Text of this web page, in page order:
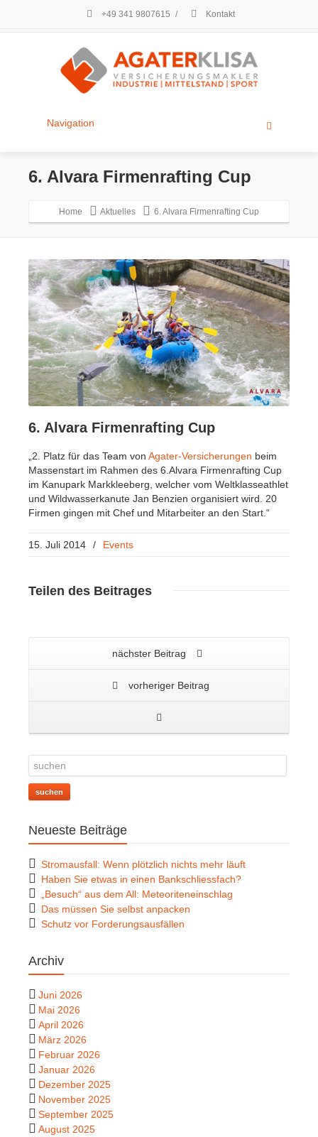
+49 341 9807615 / Kontakt
Navigation
6. Alvara Firmenrafting Cup
Home Aktuelles 6. Alvara Firmenrafting Cup
6. Alvara Firmenrafting Cup
„2. Platz für das Team von Agater-Versicherungen beim
Massenstart im Rahmen des 6.Alvara Firmenrafting Cup
im Kanupark Markkleeberg, welcher vom Weltklasseathlet
und Wildwasserkanute Jan Benzien organisiert wird. 20
Firmen gingen mit Chef und Mitarbeiter an den Start.“
15. Juli 2014 / Events
Teilen des Beitrages
nächster Beitrag
vorheriger Beitrag
suchen
Neueste Beiträge
Stromausfall: Wenn plötzlich nichts mehr läuft
Haben Sie etwas in einen Bankschliessfach?
„Besuch“ aus dem All: Meteoriteneinschlag
Das müssen Sie selbst anpacken
Schutz vor Forderungsausfällen
Archiv
Juni 2026
Mai 2026
April 2026
März 2026
Februar 2026
Januar 2026
Dezember 2025
November 2025
September 2025
August 2025